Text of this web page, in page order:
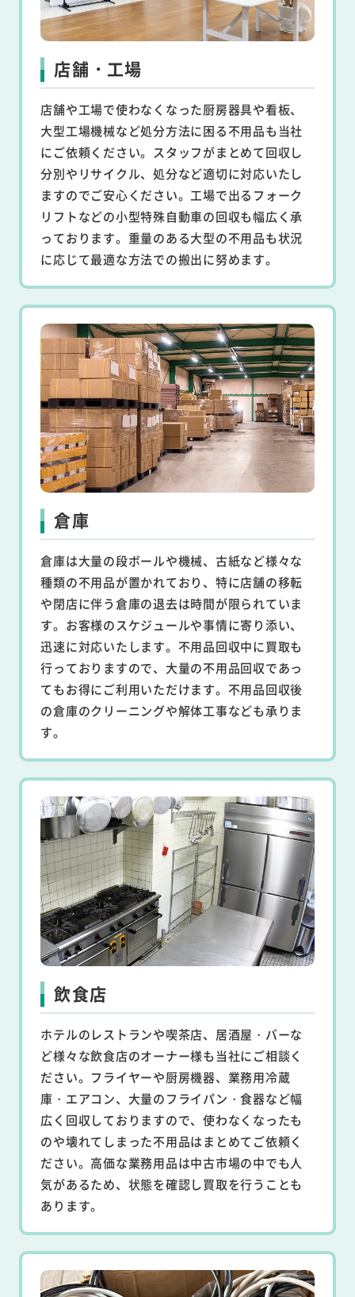
店舗・工場
店舗や工場で使わなくなった厨房器具や看板、
大型工場機械など処分方法に困る不用品も当社
にご依頼ください。スタッフがまとめて回収し
分別やリサイクル、処分など適切に対応いたし
ますのでご安心ください。工場で出るフォーク
リフトなどの小型特殊自動車の回収も幅広く承
っております。重量のある大型の不用品も状況
に応じて最適な方法での搬出に努めます。
倉庫
倉庫は大量の段ボールや機械、古紙など様々な
種類の不用品が置かれており、特に店舗の移転
や閉店に伴う倉庫の退去は時間が限られていま
す。お客様のスケジュールや事情に寄り添い、
迅速に対応いたします。不用品回収中に買取も
行っておりますので、大量の不用品回収であっ
てもお得にご利用いただけます。不用品回収後
の倉庫のクリーニングや解体工事なども承りま
す。
飲食店
ホテルのレストランや喫茶店、居酒屋・バーな
ど様々な飲食店のオーナー様も当社にご相談く
ださい。フライヤーや厨房機器、業務用冷蔵
庫・エアコン、大量のフライパン・食器など幅
広く回収しておりますので、使わなくなったも
のや壊れてしまった不用品はまとめてご依頼く
ださい。高価な業務用品は中古市場の中でも人
気があるため、状態を確認し買取を行うことも
あります。